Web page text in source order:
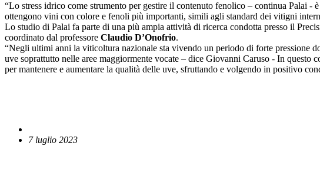
“Lo stress idrico come strumento per gestire il contenuto fenolico – continua Palai -
ottengono vini con colore e fenoli più importanti, simili agli standard dei vitigni
Lo studio di Palai fa parte di una più ampia attività di ricerca condotta presso il
coordinato dal professore Claudio D’Onofrio.
“Negli ultimi anni la viticoltura nazionale sta vivendo un periodo di forte pressione
uve soprattutto nelle aree maggiormente vocate – dice Giovanni Caruso - In
per mantenere e aumentare la qualità delle uve, sfruttando e volgendo in positivo
7 luglio 2023